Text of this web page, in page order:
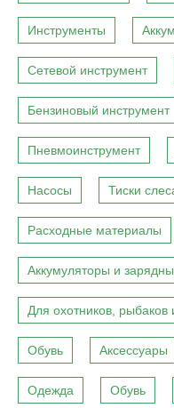
Инструменты
Сетевой инструмент
Бензиновый инструмент
Пневмоинструмент
Насосы Тиски
Расходные материалы
Аккумуляторы и
Для охотников, рыбаков
Обувь Аксессуары
Одежда Обувь